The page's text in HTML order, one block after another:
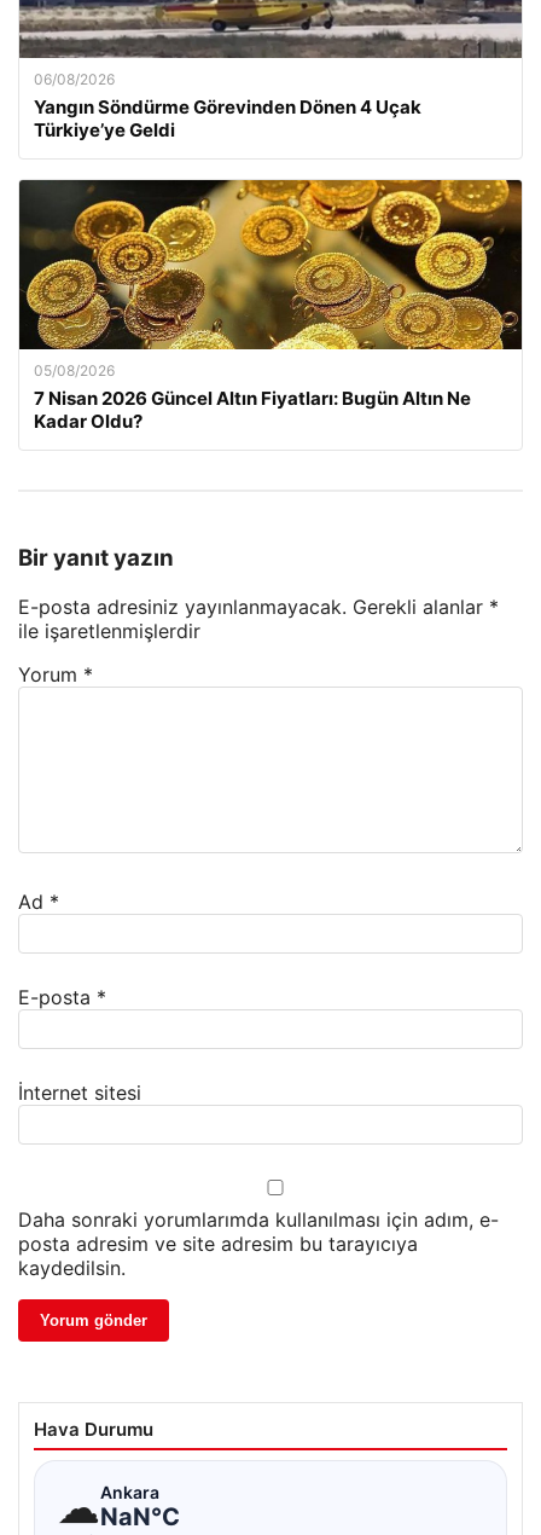
06/08/2026
Yangın Söndürme Görevinden Dönen 4 Uçak
Türkiye’ye Geldi
05/08/2026
7 Nisan 2026 Güncel Altın Fiyatları: Bugün Altın Ne
Kadar Oldu?
Bir yanıt yazın
E-posta adresiniz yayınlanmayacak. Gerekli alanlar *
ile işaretlenmişlerdir
Yorum *
Ad *
E-posta *
İnternet sitesi
Daha sonraki yorumlarımda kullanılması için adım, e-
posta adresim ve site adresim bu tarayıcıya
kaydedilsin.
Hava Durumu
☁Ankara
NaN°C